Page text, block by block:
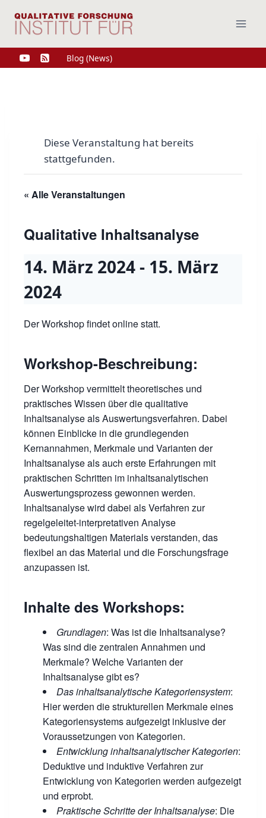
Inhalt
springen
Blog (News)
Diese Veranstaltung hat bereits
stattgefunden.
« Alle Veranstaltungen
Qualitative Inhaltsanalyse
14. März 2024- 15. März
2024
Der Workshop findet online statt.
Workshop-Beschreibung:
Der Workshop vermittelt theoretisches und
praktisches Wissen über die qualitative
Inhaltsanalyse als Auswertungsverfahren. Dabei
können Einblicke in die grundlegenden
Kernannahmen, Merkmale und Varianten der
Inhaltsanalyse als auch erste Erfahrungen mit
praktischen Schritten im inhaltsanalytischen
Auswertungsprozess gewonnen werden.
Inhaltsanalyse wird dabei als Verfahren zur
regelgeleitet-interpretativen Analyse
bedeutungshaltigen Materials verstanden, das
flexibel an das Material und die Forschungsfrage
anzupassen ist.
Inhalte des Workshops:
Grundlagen: Was ist die Inhaltsanalyse?
Was sind die zentralen Annahmen und
Merkmale? Welche Varianten der
Inhaltsanalyse gibt es?
Das inhaltsanalytische Kategoriensystem:
Hier werden die strukturellen Merkmale eines
Kategoriensystems aufgezeigt inklusive der
Voraussetzungen von Kategorien.
Entwicklung inhaltsanalytischer Kategorien:
Deduktive und induktive Verfahren zur
Entwicklung von Kategorien werden aufgezeigt
und erprobt.
Praktische Schritte der Inhaltsanalyse: Die